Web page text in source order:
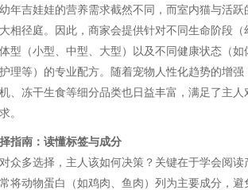
年吉娃娃的营养需求截然不同，而室内猫与活
相径庭。因此，商家会提供针对不同生命阶段
型（小型、中型、大型）以及不同健康状态（
理等）的专业配方。随着宠物人性化趋势的增
、冻干生食等细分品类也日益丰富，满足了主
。
指南：读懂标签与成分
众多选择，主人该如何决策？关键在于学会阅
将动物蛋白（如鸡肉、鱼肉）列为主要成分，